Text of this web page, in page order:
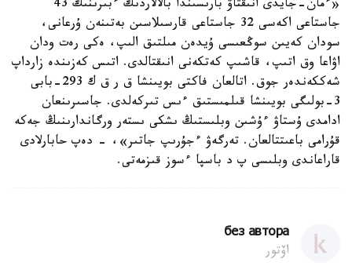
«ءمان-جايدى انىقتاۋ بارىسىندا بالالاردىڭ ءبىرىنىڭ 43
جاستاعى اكەسى 32 جاستاعى قارسىلاسىن بەتىنەن ۇرعانى،
سودان كەيىن سوڭعىسى ۇيدەن مىلتىق الىپ، ەكى رەت ودان
اۋاعا وق اتىپ، قاشىپ كەتكەنى انىقتالدى. اتىس كەزىندە زارداپ
شەككەندەر جوق. اتالعان فاكتى بويىنشا ق ر ق ك 293-بابى
3-بولىگى بويىنشا قىلمىستىق ءىس تىركەلدى. جاسىرىنعان
ادامدى ۇستاۋ ءۇشىن وبلىستىڭ ىشكى ىستەر ورگاندارىنىڭ جەكە
قۇرامى باعىتتالعان. تەرگەۋ ءجۇرىپ جاتىر»، - دەپ حابارلادى
قاراعاندى وبلىسى پ د باسپا ءسوز قىزمەتى.
без автора
اۆتور